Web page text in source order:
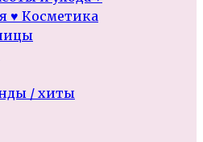
♥ Косметика
/ хиты